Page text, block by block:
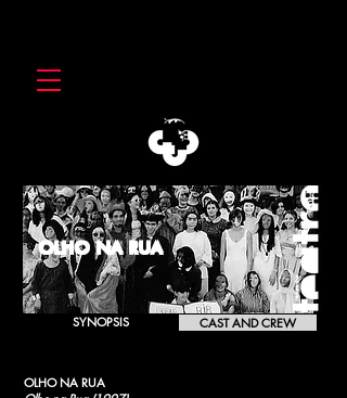
OLHO NA RUA
SYNOPSIS CAST AND CREW
OLHO NA RUA